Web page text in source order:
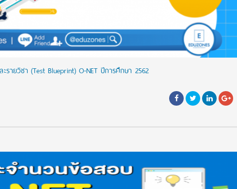
รายวิชา (Test Blueprint) O-NET ปีการศึกษา 2562